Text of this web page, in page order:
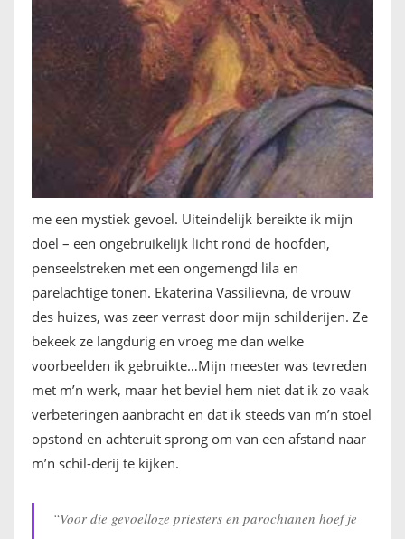
me een mystiek gevoel. Uiteindelijk bereikte ik mijn
doel – een ongebruikelijk licht rond de hoofden,
penseelstreken met een ongemengd lila en
parelachtige tonen. Ekaterina Vassilievna, de vrouw
des huizes, was zeer verrast door mijn schilderijen. Ze
bekeek ze langdurig en vroeg me dan welke
voorbeelden ik gebruikte…Mijn meester was tevreden
met m’n werk, maar het beviel hem niet dat ik zo vaak
verbeteringen aanbracht en dat ik steeds van m’n stoel
opstond en achteruit sprong om van een afstand naar
m’n schil-derij te kijken.
“Voor die gevoelloze priesters en parochianen hoef je